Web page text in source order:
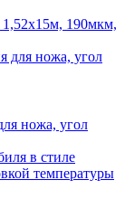
1,52х15м, 190мкм,
ножа, угол